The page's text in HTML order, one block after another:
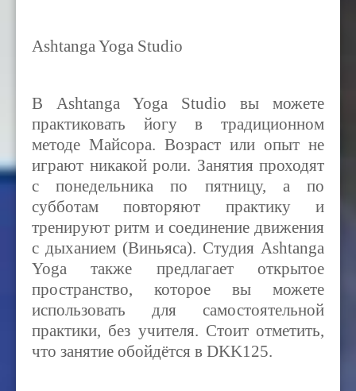
Ashtanga Yoga Studio
В Ashtanga Yoga Studio вы можете
практиковать йогу в традиционном
методе Майсора. Возраст или опыт не
играют никакой роли. Занятия проходят
с понедельника по пятницу, а по
субботам повторяют практику и
тренируют ритм и соединение движения
с дыханием (Виньяса). Студия Ashtanga
Yoga также предлагает открытое
пространство, которое вы можете
использовать для самостоятельной
практики, без учителя. Стоит отметить,
что занятие обойдётся в DKK125.